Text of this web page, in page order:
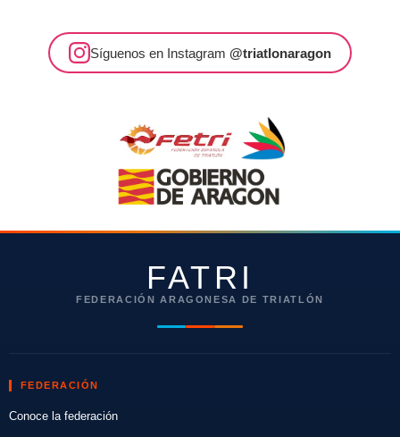
Síguenos en Instagram @triatlonaragon
FATRI
FEDERACIÓN ARAGONESA DE TRIATLÓN
FEDERACIÓN
Conoce la federación